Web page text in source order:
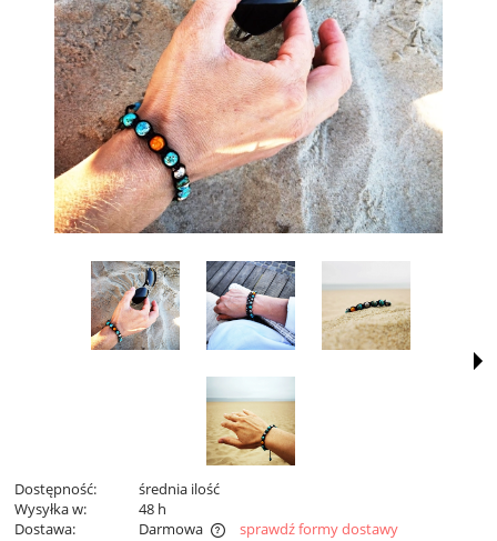
Dostępność:
średnia ilość
Wysyłka w:
48 h
Dostawa:
Darmowa
sprawdź formy dostawy